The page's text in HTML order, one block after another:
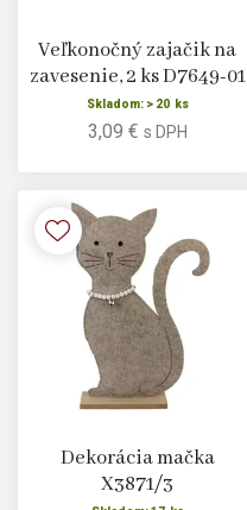
Veľkonočný zajačik na
zavesenie, 2 ks D7649-01
Skladom: > 20 ks
3,09 € s DPH
Dekorácia mačka
X3871/3